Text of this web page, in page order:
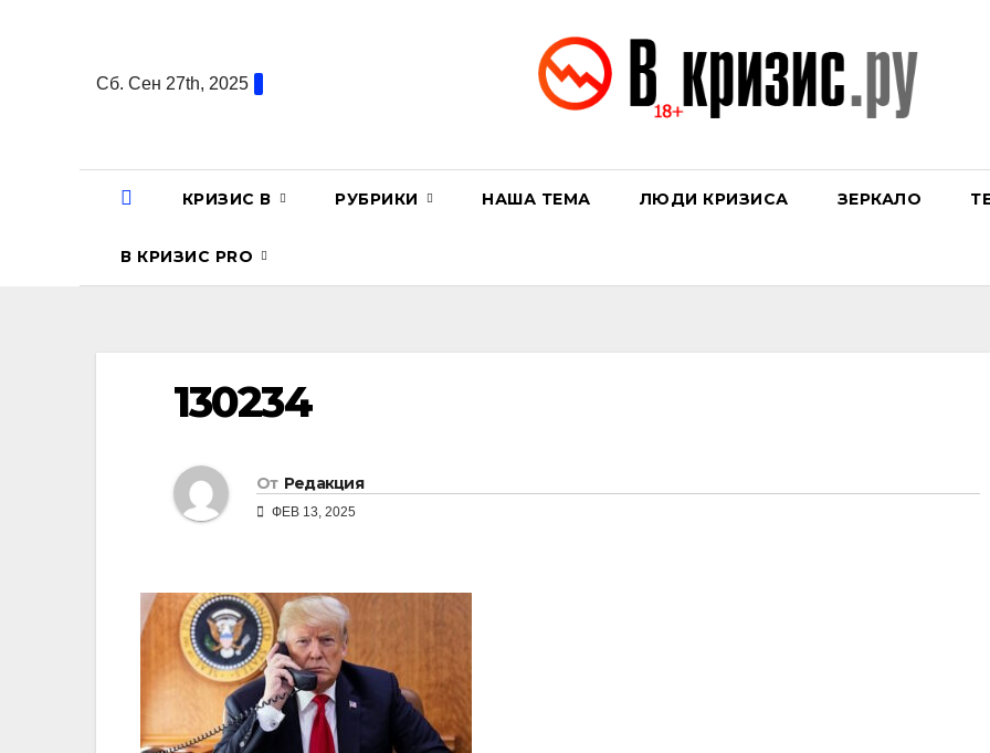
содержаниюСб. Сен 27th, 2025
КРИЗИС В РУБРИКИ НАША ТЕМА ЛЮДИ КРИЗИСА ЗЕРКАЛО
В КРИЗИС PRO
130234
От Редакция
ФЕВ 13, 2025